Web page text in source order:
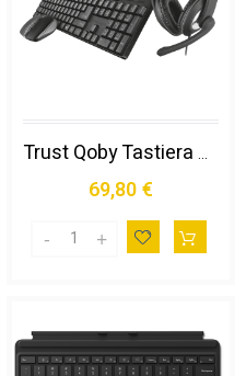
Trust Qoby Tastiera Mouse Incluso Ufficio Rf Wireless Qwerty Italiano Nero
69,80 €